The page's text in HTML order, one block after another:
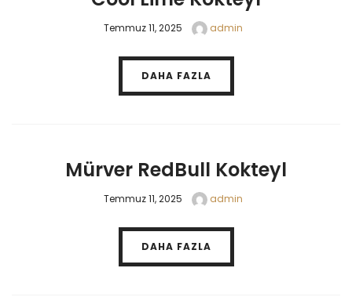
Temmuz 11, 2025 admin
DAHA FAZLA
Mürver RedBull Kokteyl
Temmuz 11, 2025 admin
DAHA FAZLA